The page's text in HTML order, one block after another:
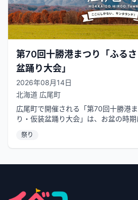
第70回十勝港まつり「ふる
盆踊り大会」
2026年08月14日
北海道 広尾町
広尾町で開催される「第70回十勝港
り・仮装盆踊り大会」は、お盆の時
祭り